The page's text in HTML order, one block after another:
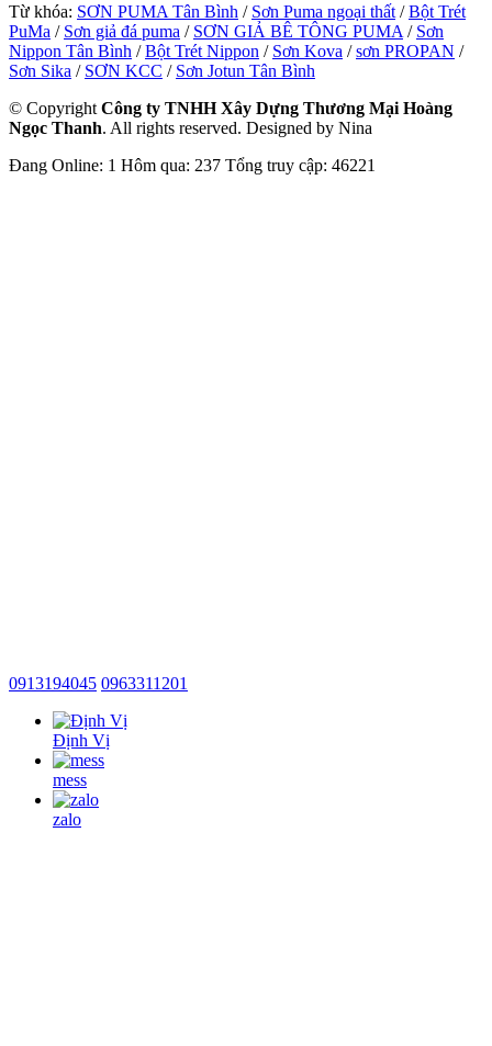
Từ khóa: SƠN PUMA Tân Bình / Sơn Puma ngoại thất / Bột Trét
PuMa / Sơn giả đá puma / SƠN GIẢ BÊ TÔNG PUMA / Sơn
Nippon Tân Bình / Bột Trét Nippon / Sơn Kova / sơn PROPAN /
Sơn Sika / SƠN KCC / Sơn Jotun Tân Bình
© Copyright Công ty TNHH Xây Dựng Thương Mại Hoàng
Ngọc Thanh. All rights reserved. Designed by Nina
Đang Online: 1 Hôm qua: 237 Tổng truy cập: 46221
0913194045 0963311201
Định Vị
mess
zalo